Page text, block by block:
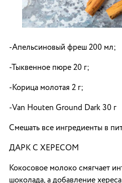
-Апельсиновый фреш 200 мл;
-Тыквенное пюре 20 г;
-Корица молотая 2 г;
-Van Houten Ground Dark 30 г
Смешать все ингредиенты в
ДАРК С ХЕРЕСОМ
Кокосовое молоко смягчает
шоколада, а добавление